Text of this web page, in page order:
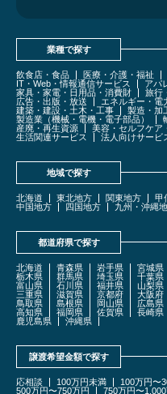
業種で探す
飲食店・食品 医療・介護・福祉
IT・Web・情報通信サービス
アパ
家具・家電・日用品・消費財
旅行
広告・出版・放送
エネルギー・電
建築・建設・土木・工事
製造・加
製造業（機械・電機・電子部品）
産廃・再生資源
美容・セルフケア
生活関連サービス
法人向けサービ
地域で探す
北海道 東北地方 関東地方 甲
中国地方
四国地方 九州・沖縄
都道府県で探す
北海道 青森県 岩手県 宮城県
栃木県
群馬県 埼玉県 千葉県
富山県
石川県 福井県 山梨県
三重県
滋賀県 京都府 大阪府
鳥取県
島根県 岡山県 広島県
高知県
福岡県 佐賀県 長崎県
鹿児島県
沖縄県
譲渡希望金額で探す
応相談 100万円未満 100万円〜
500万円〜750万円
750万円〜